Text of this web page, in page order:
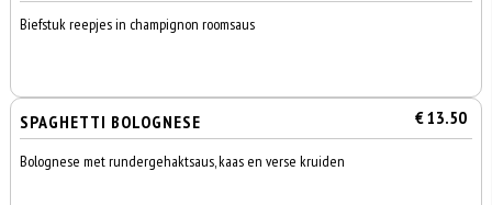
Biefstuk reepjes in champignon roomsaus
SPAGHETTI BOLOGNESE € 13.50
Bolognese met rundergehaktsaus, kaas en verse kruiden